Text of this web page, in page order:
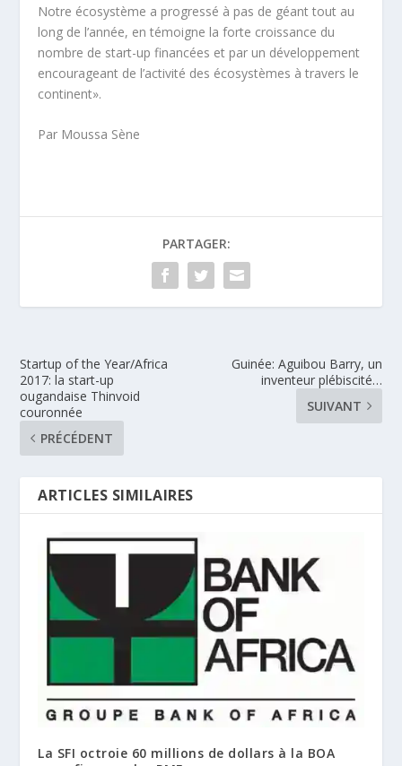
Notre écosystème a progressé à pas de géant tout au
long de l’année, en témoigne la forte croissance du
nombre de start-up financées et par un développement
encourageant de l’activité des écosystèmes à travers le
continent».
Par Moussa Sène
PARTAGER:
Startup of the Year/Africa
2017: la start-up
ougandaise Thinvoid
couronnée
PRÉCÉDENT
Guinée: Aguibou Barry, un
inventeur plébiscité…
SUIVANT
ARTICLES SIMILAIRES
La SFI octroie 60 millions de dollars à la BOA